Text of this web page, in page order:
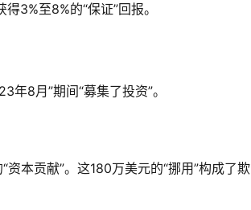
3%至8%的“保证”回报。
8月”期间“募集了投资”。
本贡献”。这180万美元的“挪用”构成了欺